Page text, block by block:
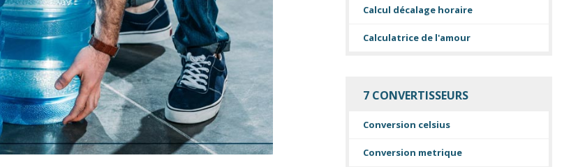
Calcul décalage horaire
Calculatrice de l'amour
7 CONVERTISSEURS
Conversion celsius
Conversion metrique